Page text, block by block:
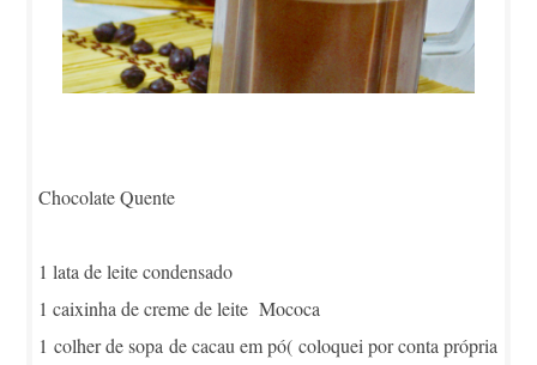
Chocolate Quente
1 lata de leite condensado
1 caixinha de creme de leite Mococa
1 colher de sopa de cacau em pó( coloquei por conta própria